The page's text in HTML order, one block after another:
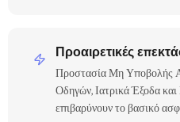
Προαιρετικές
Προστασία Μη Υποβολής
Οδηγών, Ιατρικά Έξοδα
επιβαρύνουν το βασικό